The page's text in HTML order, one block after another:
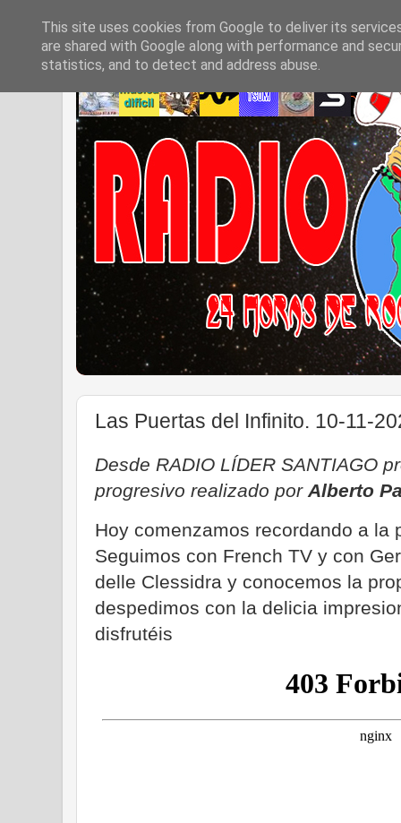
Las Puertas del Infinito. 10-11-
Desde RADIO LÍDER SANTIAGO
progresivo realizado por Alberto
Hoy comenzamos recordando a la
Seguimos con French TV y con
delle Clessidra y conocemos la
despedimos con la delicia
disfrutéis
This site uses cookies from Google to deliver its
are shared with Google along with performance and
statistics, and to detect and address abuse.